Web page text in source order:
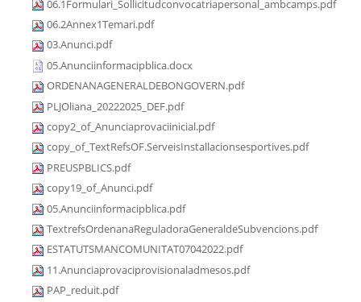
06.1Formulari_Sollicitudconvocatriapersonal_ambcamps.pdf
06.2Annex1Temari.pdf
03.Anunci.pdf
05.Anunciinformacipblica.docx
ORDENANAGENERALDEBONGOVERN.pdf
PLJOliana_20222025_DEF.pdf
copy2_of_Anunciaprovaciinicial.pdf
copy_of_TextRefsOF.ServeisInstallacionsesportives.pdf
PREUSPBLICS.pdf
copy19_of_Anunci.pdf
05.Anunciinformacipblica.pdf
TextrefsOrdenanaReguladoraGeneraldeSubvencions.pdf
ESTATUTSMANCOMUNITAT07042022.pdf
11.Anunciaprovaciprovisionaladmesos.pdf
PAP_reduit.pdf